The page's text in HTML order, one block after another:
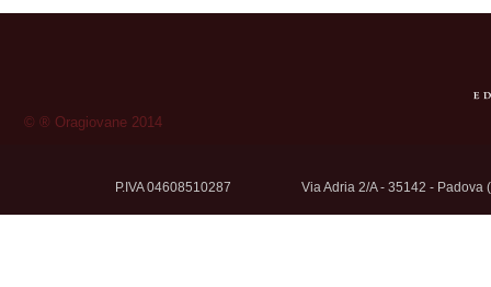
© ® Oragiovane 2014
P.IVA 04608510287 Via Adria 2/A - 35142 - Padova